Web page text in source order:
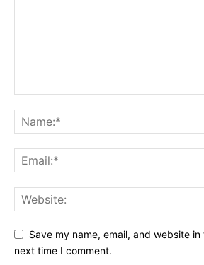
Save my name, email, and website
next time I comment.